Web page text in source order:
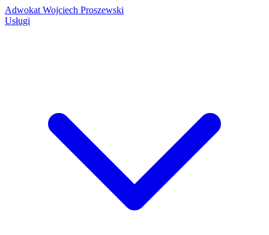
Adwokat Wojciech Proszewski
Usługi